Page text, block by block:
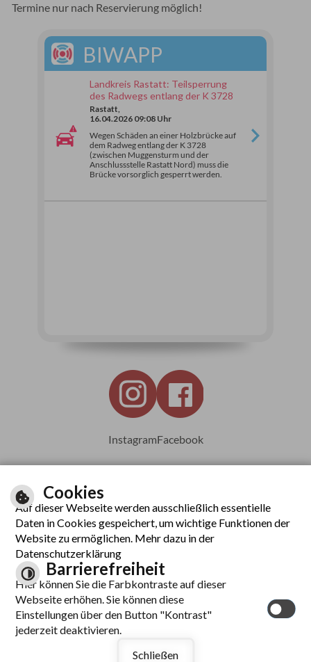
Termine nur nach Reservierung möglich!
BIWAPP
Landkreis Rastatt: Teilsperrung
des Radwegs entlang der K 3728
Rastatt,
16.04.2026 09:08 Uhr
Wegen Schäden an einer Holzbrücke auf
dem Radweg entlang der K 3728
(zwischen Muggensturm und der
Anschlussstelle Rastatt Nord) muss die
Brücke vorsorglich gesperrt werden.
InstagramFacebook
Leichte Sprache
Inhalt
Impressum
Datenschutzerklärung
Barrierefreiheit
Cookies
Auf dieser Webseite werden ausschließlich essentielle
Daten in Cookies gespeichert, um wichtige Funktionen der
Website zu ermöglichen. Mehr dazu in der
Datenschutzerklärung
Barrierefreiheit
Hier können Sie die Farbkontraste auf dieser
Webseite erhöhen. Sie können diese
Einstellungen über den Button "Kontrast"
jederzeit deaktivieren.
Schließen